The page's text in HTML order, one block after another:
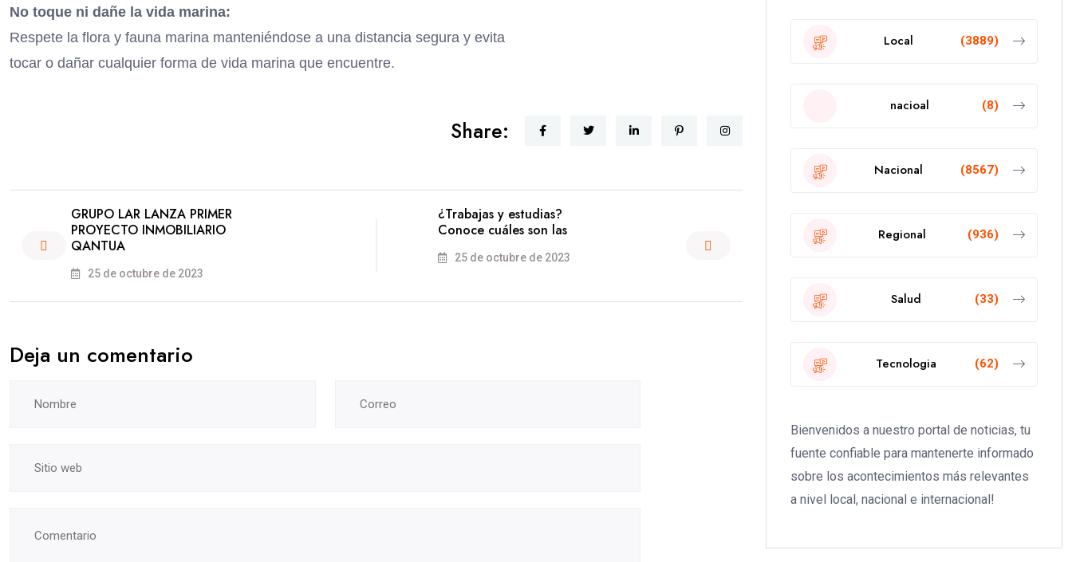
No toque ni dañe la vida marina:
Respete la flora y fauna marina manteniéndose a una distancia segura y evita
tocar o dañar cualquier forma de vida marina que encuentre.
Share:
GRUPO LAR LANZA PRIMER
PROYECTO INMOBILIARIO
QANTUA
25 de octubre de 2023
¿Trabajas y estudias?
Conoce cuáles son las
25 de octubre de 2023
Deja un comentario
Local (3889)
nacioal (8)
Nacional (8567)
Regional (936)
Salud (33)
Tecnologia (62)
Bienvenidos a nuestro portal de noticias, tu
fuente confiable para mantenerte informado
sobre los acontecimientos más relevantes
a nivel local, nacional e internacional!